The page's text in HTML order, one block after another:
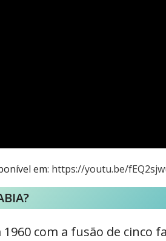
em: https://youtu.be/
com a fusão de cinco